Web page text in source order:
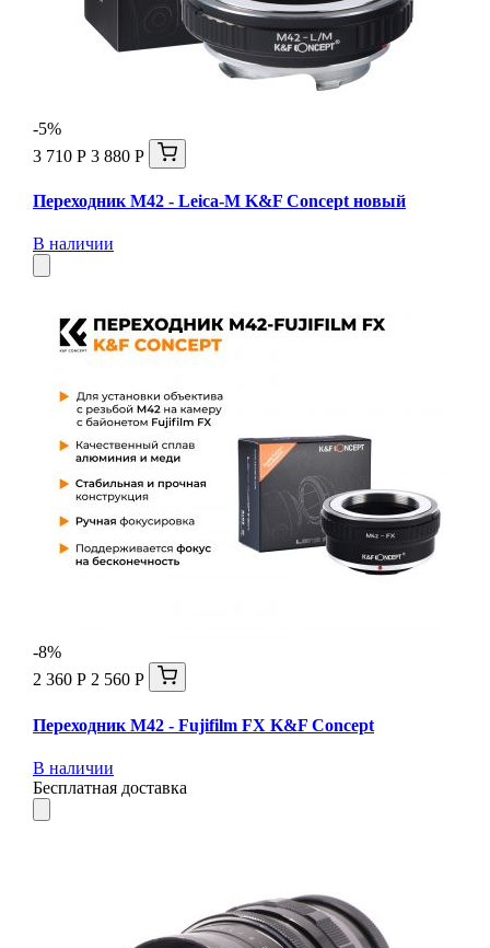
-5%
3 710 Р 3 880 Р
Переходник M42 - Leica-M K&F Concept новый
В наличии
-8%
2 360 Р 2 560 Р
Переходник M42 - Fujifilm FX K&F Concept
В наличии
Бесплатная доставка